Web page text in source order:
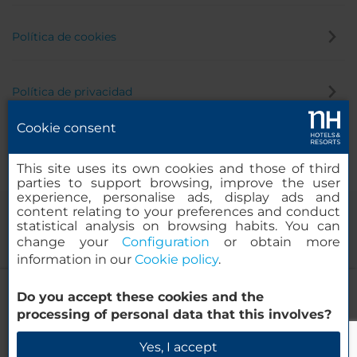
NH City Centre Amsterdam
Verificar disponibilidad
Política de cookies
Política de privacidad
© 2000-2026 MINOR HOTELS EUROPE & AMERICAS Santa Engracia,
120. 28003 Madrid, España
Cookie consent
This site uses its own cookies and those of third
parties to support browsing, improve the user
experience, personalise ads, display ads and
content relating to your preferences and conduct
statistical analysis on browsing habits. You can
change yourConfiguration or obtain more
information in our Cookie policy.
Do you accept these cookies and the
processing of personal data that this involves?
Yes, I accept